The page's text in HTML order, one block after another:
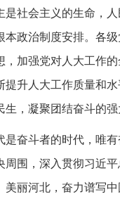
是社会主义的生命，
政治制度安排。各
，加强党对人大工作
提升人大工作质量和
，凝聚团结奋斗的强
是奋斗者的时代，唯
周围，深入贯彻习近
美丽河北，奋力谱写